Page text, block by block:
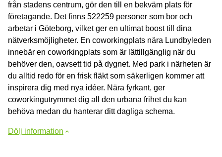
från stadens centrum, gör den till en bekväm plats för
företagande. Det finns 522259 personer som bor och
arbetar i Göteborg, vilket ger en ultimat boost till dina
nätverksmöjligheter. En coworkingplats nära Lundbyleden
innebär en coworkingplats som är lättillgänglig när du
behöver den, oavsett tid på dygnet. Med park i närheten är
du alltid redo för en frisk fläkt som säkerligen kommer att
inspirera dig med nya idéer. Nära fyrkant, ger
coworkingutrymmet dig all den urbana frihet du kan
behöva medan du hanterar ditt dagliga schema.
Dölj information